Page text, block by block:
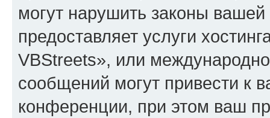
могут нарушить законы
предоставляет услуги
VBStreets», или
сообщений могут привести к
конференции, при этом ваш